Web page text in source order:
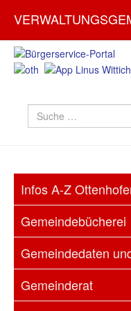
Suchen
Infos A-Z
Gemeindebücherei
Gemeindedaten
Gemeinderat